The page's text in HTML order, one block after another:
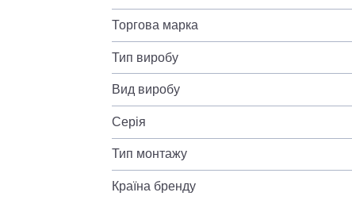
Торгова марка
Тип виробу
Вид виробу
Серія
Тип монтажу
Країна бренду